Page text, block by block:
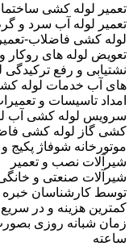
تعمیر لوله کشی
تعمیر لوله آب سرد و
لوله کشی فاضلاب-
تعویض لوله های روکار و
نشتیابی و رفع ترکیدگی
های آب خدمات لوله
امداد تاسیسات و
سرویس لوله کشی آب
کشی گاز لوله کشی
موتورخانه شوفاژ پکیج
شیرآلات نصب و تعمیر
شیرآلات صنعتی و
توسط کارشناسان خبره
کمترین هزینه و در سریع
ساعته